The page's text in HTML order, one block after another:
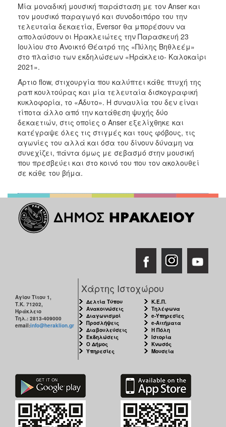
2012
2011
2010
2006
ΤΟΠΟΣ
ΠΟΛΙΤΙΣΜΟΣ
ΑΝΘΕΚΤΙΚΗ
ΠΟΛΗ
Μία μοναδική μουσική παράσταση με τον Anser και
τον μουσικό παραγωγό και συνοδοιπόρο του την
τελευταία δεκαετία, Eversor θα μπορέσουν να
απολαύσουν οι Ηρακλειώτες την Παρασκευή 23
Ιουλίου στο Ανοικτό Θέατρό της «Πύλης Βηθλεέμ»
στο πλαίσιο των εκδηλώσεων «Ηράκλειο- Καλοκαίρι
2021».
Άρτιο flow, στιχουργία που καλύπτει κάθε πτυχή της
ραπ κουλτούρας και μία τελευταία δισκογραφική
κυκλοφορία, το «Άδυτο». Η συναυλία του δεν είναι
τίποτα άλλο από την κατάθεση ψυχής δύο
δεκαετιών, στις οποίες ο Anser εξελίχθηκε και
κατέγραψε όλες τις στιγμές και τους φόβους, τις
αγωνίες του αλλά και όσα του δίνουν δύναμη να
συνεχίζει, πάντα όμως με σεβασμό στην μουσική
που πρεσβεύει και στο κοινό του που τον ακολουθεί
σε κάθε του βήμα.
Αγίου Τίτου 1,
Τ.Κ. 71202,
Ηράκλειο
Τηλ.: 2813-409000
email:info@heraklion.gr
Χάρτης Ιστοχώρου
Δελτία Τύπου
Ανακοινώσεις
Διαγωνισμοί
Προσλήψεις
Διαβουλεύσεις
Εκδηλώσεις
Ο Δήμος
Υπηρεσίες
Κ.Ε.Π.
Τηλέφωνα
e-Υπηρεσίες
e-Αιτήματα
Η Πόλη
Ιστορία
Κνωσός
Μουσεία